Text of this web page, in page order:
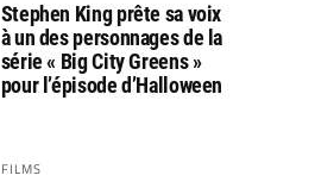
Stephen King prête sa voix
à un des personnages de la
série « Big City Greens »
pour l’épisode d’Halloween
FILMS